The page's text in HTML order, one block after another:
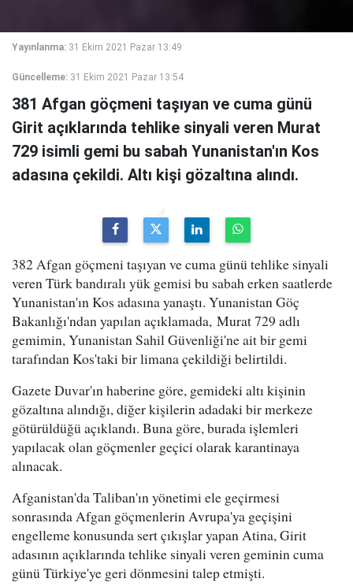
Yayınlanma: 31 Ekim 2021 Pazar 13:49
Güncelleme: 31 Ekim 2021 Pazar 13:54
381 Afgan göçmeni taşıyan ve cuma günü
Girit açıklarında tehlike sinyali veren Murat
729 isimli gemi bu sabah Yunanistan'ın Kos
adasına çekildi. Altı kişi gözaltına alındı.
382 Afgan göçmeni taşıyan ve cuma günü tehlike sinyali
veren Türk bandıralı yük gemisi bu sabah erken saatlerde
Yunanistan'ın Kos adasına yanaştı. Yunanistan Göç
Bakanlığı'ndan yapılan açıklamada, Murat 729 adlı
gemimin, Yunanistan Sahil Güvenliği'ne ait bir gemi
tarafından Kos'taki bir limana çekildiği belirtildi.
Gazete Duvar'ın haberine göre, gemideki altı kişinin
gözaltına alındığı, diğer kişilerin adadaki bir merkeze
götürüldüğü açıklandı. Buna göre, burada işlemleri
yapılacak olan göçmenler geçici olarak karantinaya
alınacak.
Afganistan'da Taliban'ın yönetimi ele geçirmesi
sonrasında Afgan göçmenlerin Avrupa'ya geçişini
engelleme konusunda sert çıkışlar yapan Atina, Girit
adasının açıklarında tehlike sinyali veren geminin cuma
günü Türkiye'ye geri dönmesini talep etmişti.